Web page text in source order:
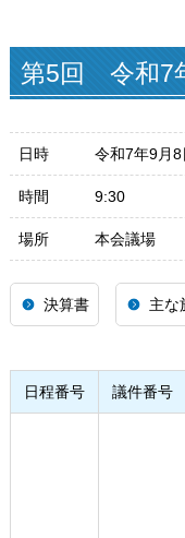
第5回 令和7
日時 令和7年9月8
時間 9:30
場所 本会議場
決算書 主な
日程番号 議件番号